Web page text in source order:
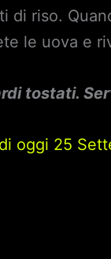
di riso.
le uova e
tostati.
oggi 25